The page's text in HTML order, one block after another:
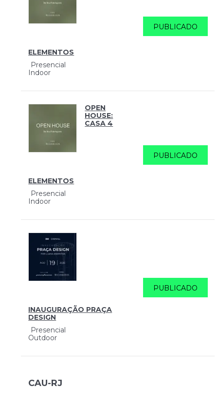
ELEMENTOS
Presencial
Indoor
PUBLICADO
OPEN
HOUSE:
CASA 4
ELEMENTOS
Presencial
Indoor
PUBLICADO
INAUGURAÇÃO PRAÇA
DESIGN
Presencial
Outdoor
PUBLICADO
CAU-RJ